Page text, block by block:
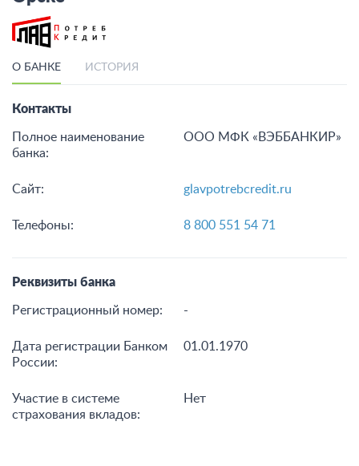
О БАНКЕ ИСТОРИЯ
Контакты
Полное наименование
банка:
ООО МФК «ВЭББАНКИР»
Сайт: glavpotrebcredit.ru
Телефоны: 8 800 551 54 71
Реквизиты банка
Регистрационный номер: -
Дата регистрации Банком
России:
01.01.1970
Участие в системе
страхования вкладов:
Нет